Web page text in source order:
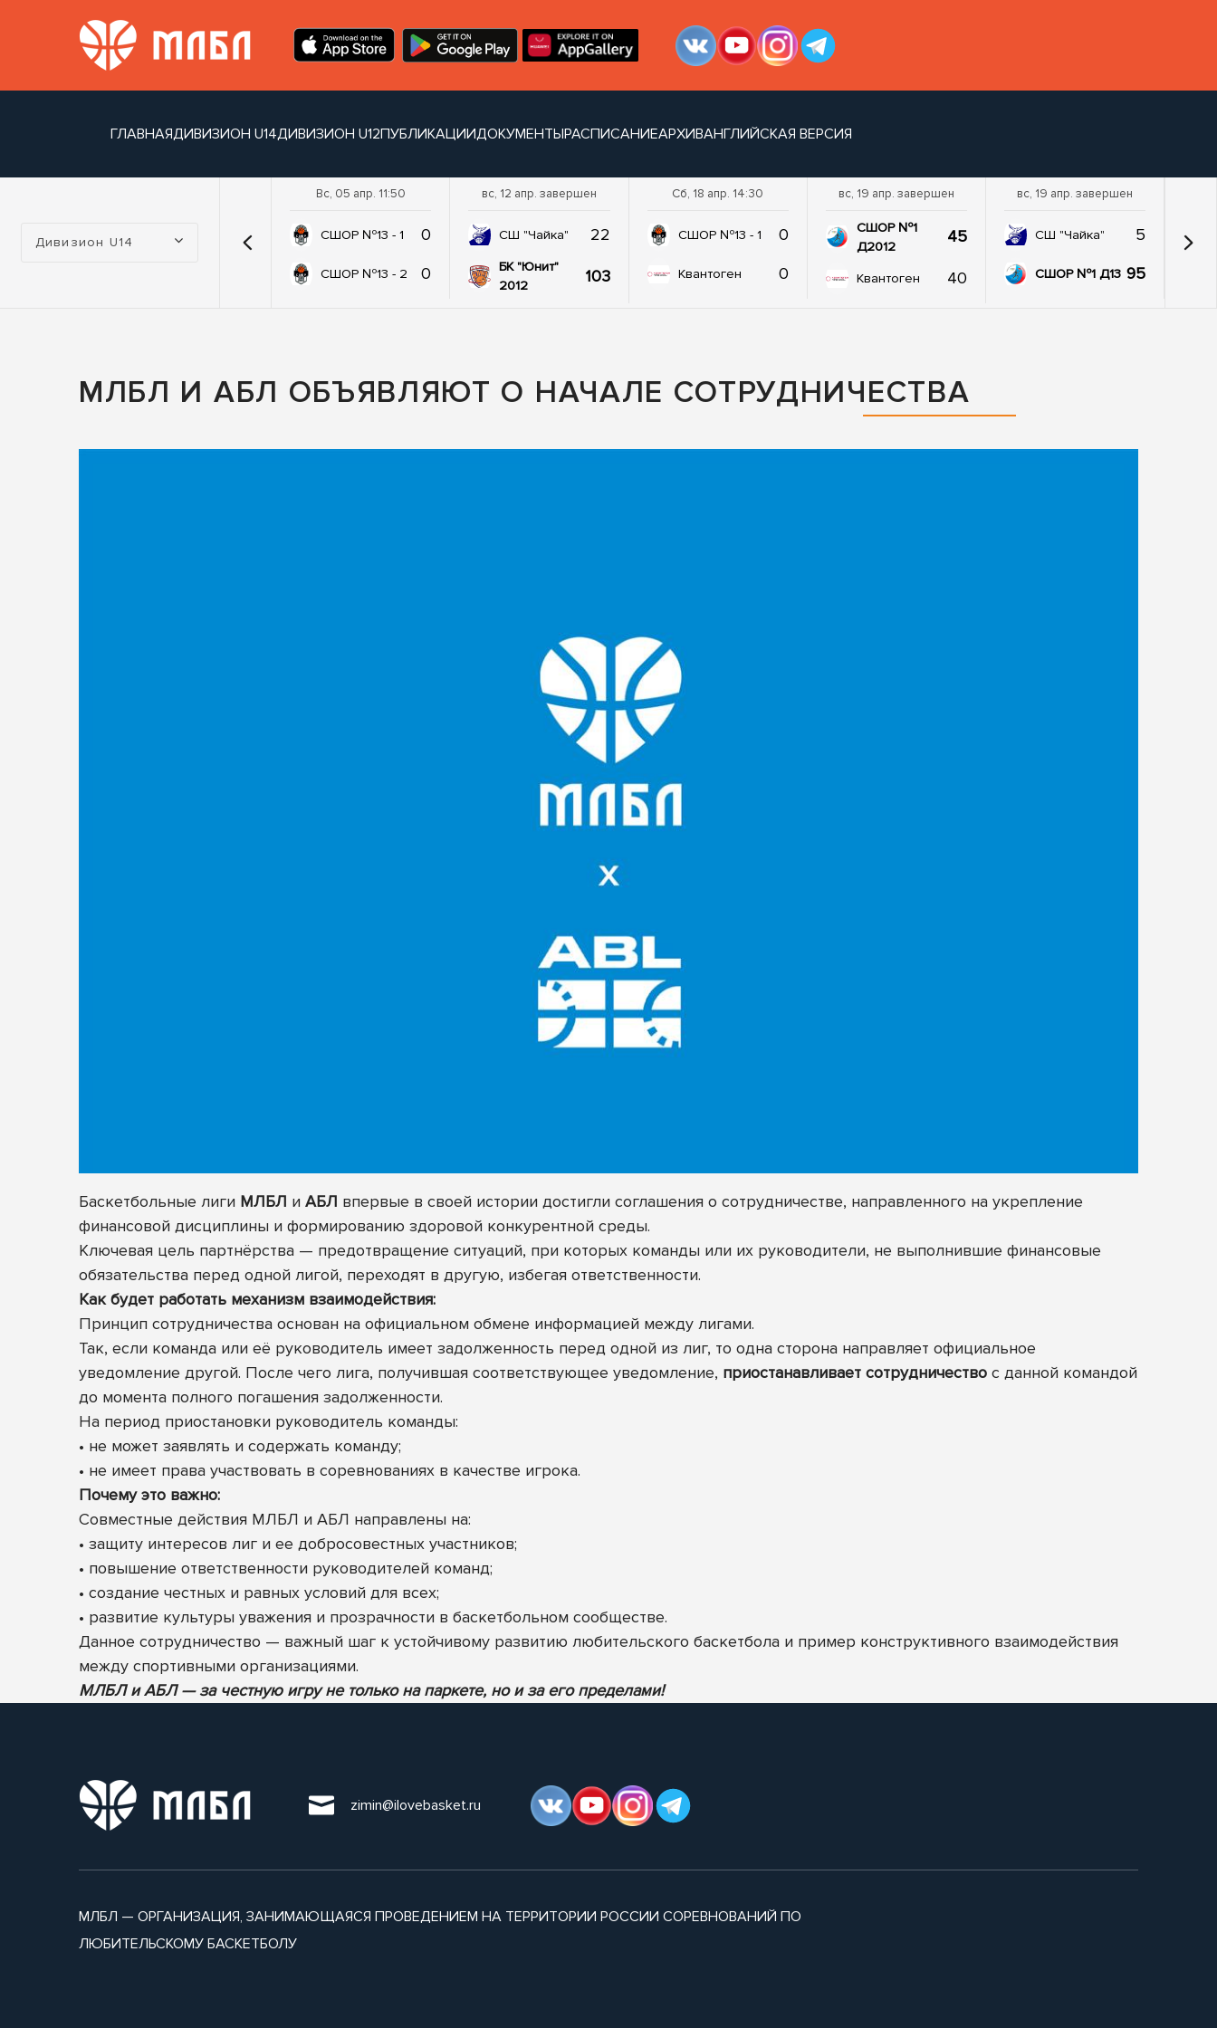
ГЛАВНАЯДИВИЗИОН U14ДИВИЗИОН U12ПУБЛИКАЦИИДОКУМЕНТЫРАСПИСАНИЕАРХИВАНГЛИЙСКАЯ ВЕРСИЯ
Турнир:
Дивизион U14
Вс, 05 апр. 11:50
СШОР №13 - 1 0
СШОР №13 - 2 0
вс, 12 апр. завершен
СШ "Чайка" 22
БК "Юнит"
2012
103
Сб, 18 апр. 14:30
СШОР №13 - 1 0
Квантоген 0
вс, 19 апр. завершен
СШОР №1
Д2012
45
Квантоген 40
вс, 19 апр. завершен
СШ "Чайка" 5
СШОР №1 Д13 95
МЛБЛ И АБЛ ОБЪЯВЛЯЮТ О НАЧАЛЕ СОТРУДНИЧЕСТВА
Баскетбольные лиги МЛБЛ и АБЛ впервые в своей истории достигли соглашения о сотрудничестве, направленного на укрепление
финансовой дисциплины и формированию здоровой конкурентной среды.
Ключевая цель партнёрства — предотвращение ситуаций, при которых команды или их руководители, не выполнившие финансовые
обязательства перед одной лигой, переходят в другую, избегая ответственности.
Как будет работать механизм взаимодействия:
Принцип сотрудничества основан на официальном обмене информацией между лигами.
Так, если команда или её руководитель имеет задолженность перед одной из лиг, то одна сторона направляет официальное
уведомление другой. После чего лига, получившая соответствующее уведомление, приостанавливает сотрудничество с данной командой
до момента полного погашения задолженности.
На период приостановки руководитель команды:
• не может заявлять и содержать команду;
• не имеет права участвовать в соревнованиях в качестве игрока.
Почему это важно:
Совместные действия МЛБЛ и АБЛ направлены на:
• защиту интересов лиг и ее добросовестных участников;
• повышение ответственности руководителей команд;
• создание честных и равных условий для всех;
• развитие культуры уважения и прозрачности в баскетбольном сообществе.
Данное сотрудничество — важный шаг к устойчивому развитию любительского баскетбола и пример конструктивного взаимодействия
между спортивными организациями.
МЛБЛ и АБЛ — за честную игру не только на паркете, но и за его пределами!
zimin@ilovebasket.ru
МЛБЛ — ОРГАНИЗАЦИЯ, ЗАНИМАЮЩАЯСЯ ПРОВЕДЕНИЕМ НА ТЕРРИТОРИИ РОССИИ СОРЕВНОВАНИЙ ПО
ЛЮБИТЕЛЬСКОМУ БАСКЕТБОЛУ